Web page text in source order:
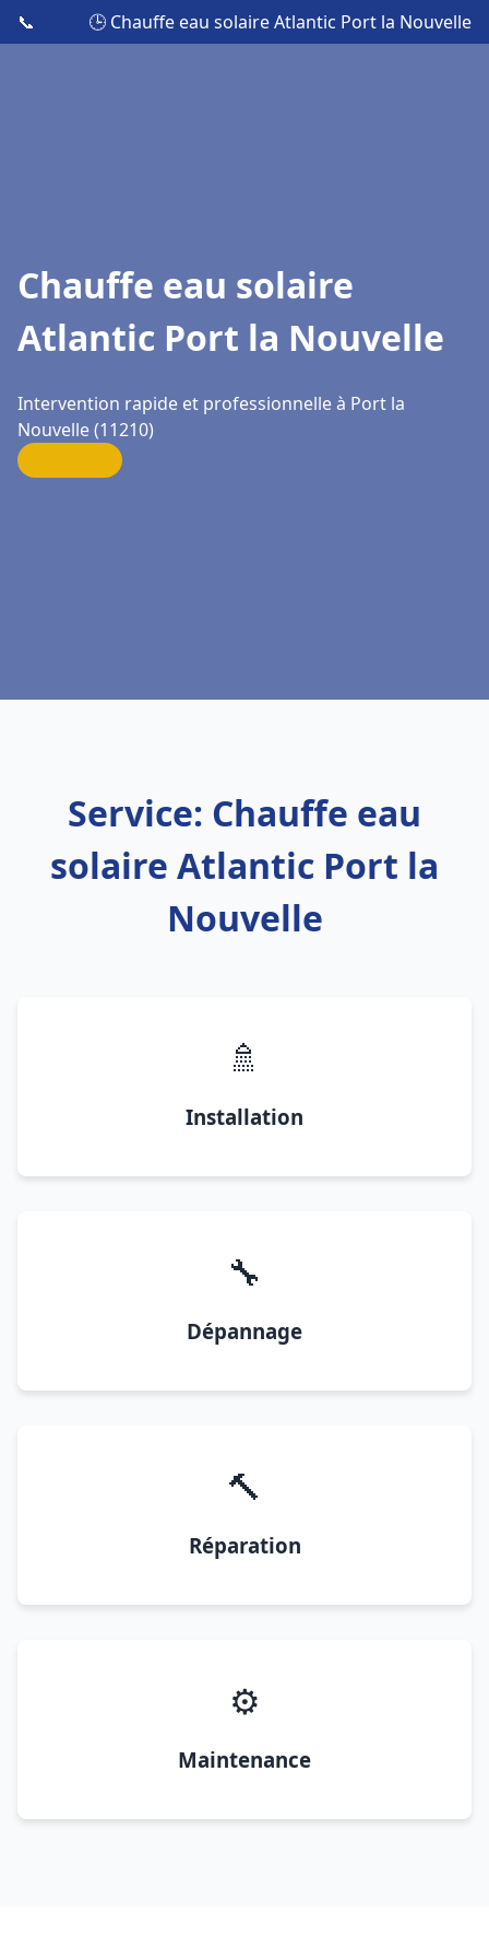
📞 🕒 Chauffe eau solaire Atlantic Port la Nouvelle
Chauffe eau solaire
Atlantic Port la Nouvelle
Intervention rapide et professionnelle à Port la
Nouvelle (11210)
Service: Chauffe eau
solaire Atlantic Port la
Nouvelle
🚿
Installation
🔧
Dépannage
🔨
Réparation
⚙️
Maintenance